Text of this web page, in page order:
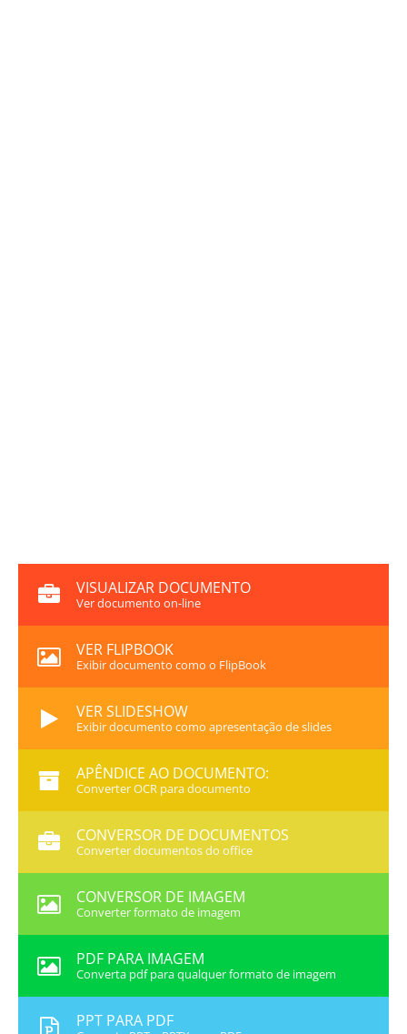
VISUALIZAR DOCUMENTO
Ver documento on-line
VER FLIPBOOK
Exibir documento como o FlipBook
VER SLIDESHOW
Exibir documento como apresentação de slides
APÊNDICE AO DOCUMENTO:
Converter OCR para documento
CONVERSOR DE DOCUMENTOS
Converter documentos do office
CONVERSOR DE IMAGEM
Converter formato de imagem
PDF PARA IMAGEM
Converta pdf para qualquer formato de imagem
PPT PARA PDF